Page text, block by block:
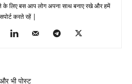
लिए बस आप लोग अपना साथ बनाए रखे और हमें
सपोर्ट करते रहें |
भी पोस्ट